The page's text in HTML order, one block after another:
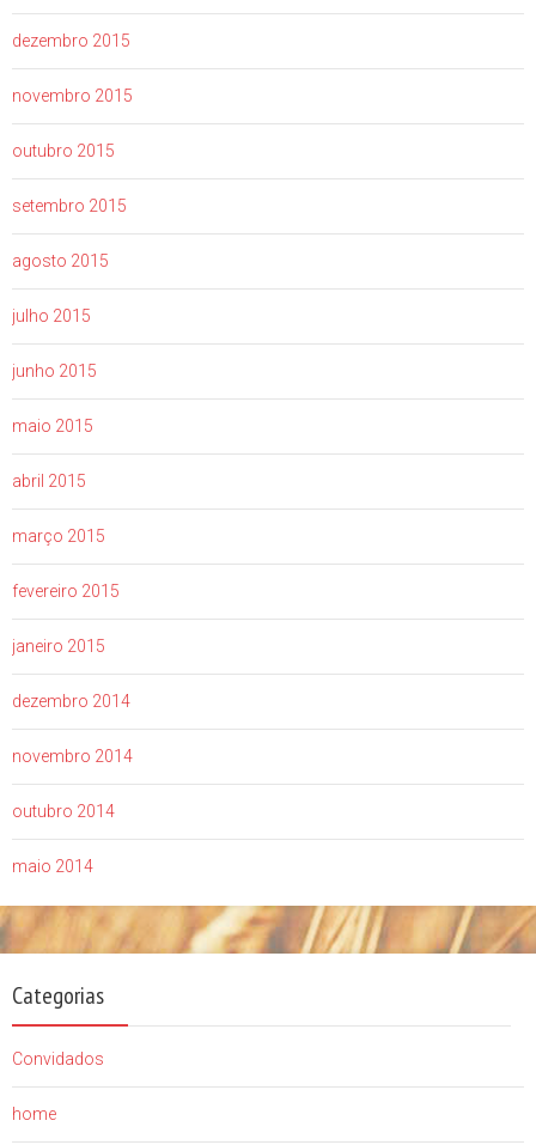
dezembro 2015
novembro 2015
outubro 2015
setembro 2015
agosto 2015
julho 2015
junho 2015
maio 2015
abril 2015
março 2015
fevereiro 2015
janeiro 2015
dezembro 2014
novembro 2014
outubro 2014
maio 2014
Categorias
Convidados
home